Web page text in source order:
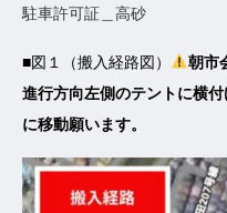
駐車許可証＿高砂
■図１（搬入経路図）
朝市
進行方向左側のテントに横
に移動願います。